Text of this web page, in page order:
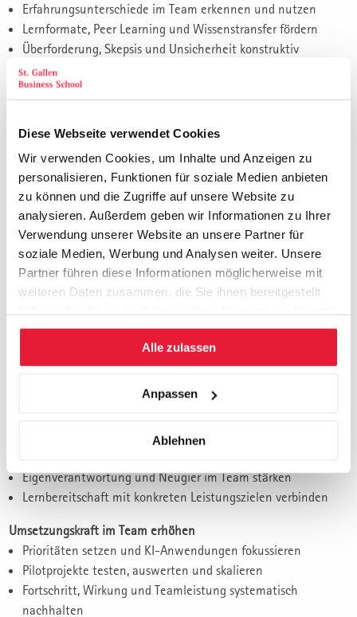
Diese Webseite verwendet Cookies
Wir verwenden Cookies, um Inhalte und Anzeigen zu
personalisieren, Funktionen für soziale Medien anbieten
zu können und die Zugriffe auf unsere Website zu
analysieren. Außerdem geben wir Informationen zu Ihrer
Verwendung unserer Website an unsere Partner für
soziale Medien, Werbung und Analysen weiter. Unsere
Partner führen diese Informationen möglicherweise mit
weiteren Daten zusammen, die Sie ihnen bereitgestellt
gesammelt haben.
Alle zulassen
Anpassen
Ablehnen
Erfahrungsunterschiede im Team erkennen und nutzen
Lernformate, Peer Learning und Wissenstransfer fördern
Überforderung, Skepsis und Unsicherheit konstruktiv
aufnehmen
Verantwortungsvoller KI-Einsatz im Team
Gemeinsame Leitplanken für den KI-Alltag etablieren
Teil 2: Team Leadership im KI-Zeitalter
Teamrollen und Zusammenarbeit neu gestalten
Aufgaben, Verantwortlichkeiten und Schnittstellen klären
Zusammenarbeit sinnvoll organisieren
Kollektive Intelligenz im Team fördern
Offenen Dialog über Chancen, Grenzen und Ängste
Fehlerlernen, Experimentieren und konstruktives Feedback
Sicherheit geben, ohne Anspruch und Leistung zu senken
Motivation und Lernfähigkeit sichern
Eigenverantwortung und Neugier im Team stärken
Lernbereitschaft mit konkreten Leistungszielen verbinden
Umsetzungskraft im Team erhöhen
Prioritäten setzen und KI-Anwendungen fokussieren
Pilotprojekte testen, auswerten und skalieren
Fortschritt, Wirkung und Teamleistung systematisch
nachhalten